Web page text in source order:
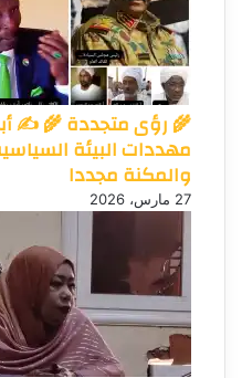
🌾 رؤى متجددة 🌾 ✍️
مهددات البيئة
والمكنة مجددا
27 مارس، 2026